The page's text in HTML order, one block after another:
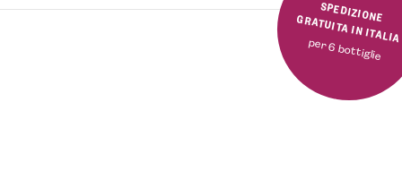
SPEDIZIONE GRATUITA IN ITALIA
per 6 bottiglie